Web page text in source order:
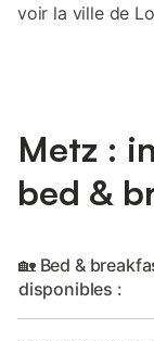
voir la ville de
Metz :
bed &
🏡 Bed &
disponibles :